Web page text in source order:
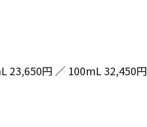
23,650円 ／ 100mL 32,450円